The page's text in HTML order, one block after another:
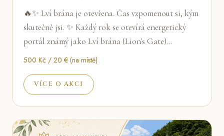
🔥✨ Lví brána je otevřena. Čas vzpomenout si, kým
skutečně jsi. ✨ Každý rok se otevírá energetický
portál známý jako Lví brána (Lion's Gate)…
500 Kč / 20 € (na místě)
VÍCE O AKCI